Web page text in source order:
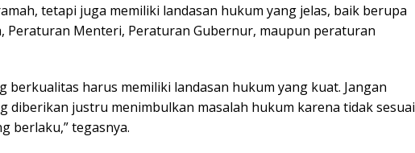
tetapi juga memiliki landasan hukum yang jelas, baik berupa
Peraturan Menteri, Peraturan Gubernur, maupun peraturan
berkualitas harus memiliki landasan hukum yang kuat. Jangan
diberikan justru menimbulkan masalah hukum karena tidak sesuai
berlaku,” tegasnya.